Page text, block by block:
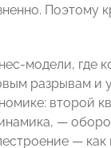
Поэтому
модели, где
разрывам
второй
—
— как